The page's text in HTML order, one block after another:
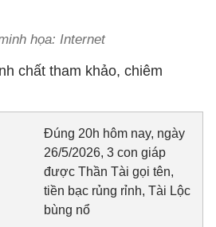
họa: Internet
chất tham khảo, chiêm
Đúng 20h hôm nay, ngày
26/5/2026, 3 con giáp
được Thần Tài gọi tên,
tiền bạc rủng rỉnh, Tài Lộc
bùng nổ